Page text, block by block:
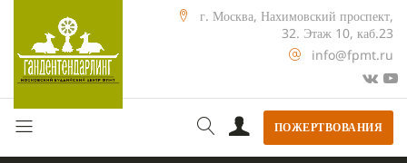
г. Москва, Нахимовский проспект,
32. Этаж 10, каб.23
info@fpmt.ru
ПОЖЕРТВОВАНИЯ